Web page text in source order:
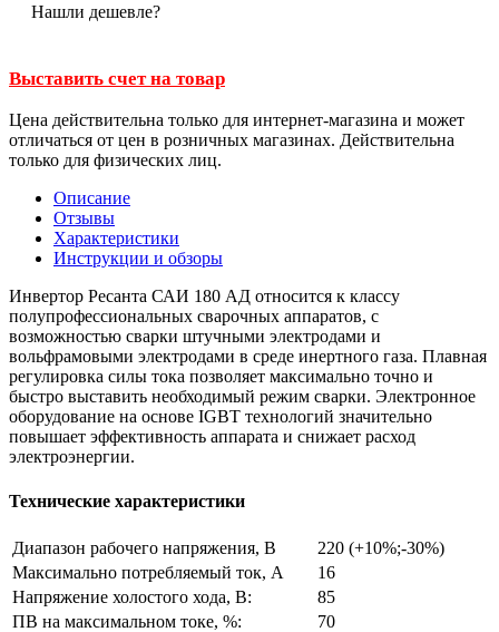
Нашли дешевле?
Выставить счет на товар
Цена действительна только для интернет-магазина и может
отличаться от цен в розничных магазинах. Действительна
только для физических лиц.
Описание
Отзывы
Характеристики
Инструкции и обзоры
Инвертор Ресанта САИ 180 АД относится к классу
полупрофессиональных сварочных аппаратов, с
возможностью сварки штучными электродами и
вольфрамовыми электродами в среде инертного газа. Плавная
регулировка силы тока позволяет максимально точно и
быстро выставить необходимый режим сварки. Электронное
оборудование на основе IGBT технологий значительно
повышает эффективность аппарата и снижает расход
электроэнергии.
Технические характеристики
Диапазон рабочего напряжения, В
220 (+10%;-30%)
Максимально потребляемый ток, А
16
Напряжение холостого хода, В:
85
ПВ на максимальном токе, %:
70